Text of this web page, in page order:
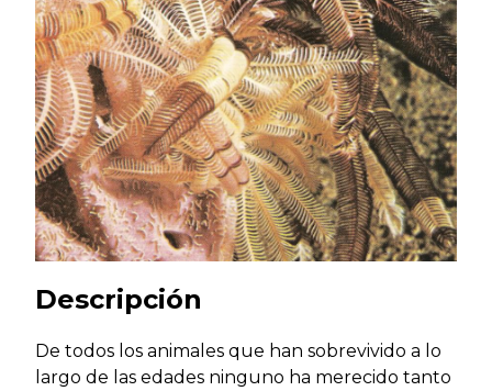
Descripción
De todos los animales que han sobrevivido a lo
largo de las edades ninguno ha merecido tanto